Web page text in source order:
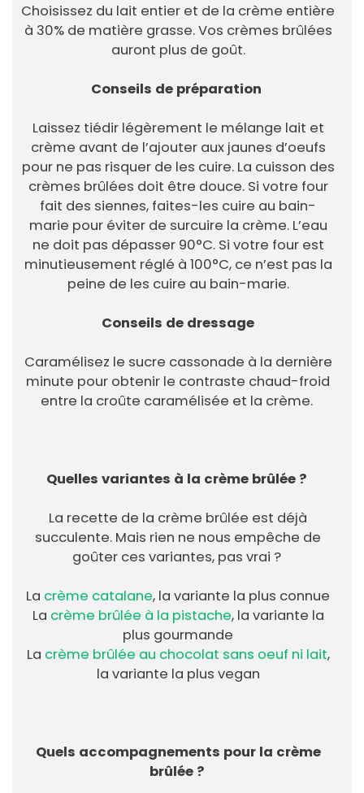
Choisissez du lait entier et de la crème entière
à 30% de matière grasse. Vos crèmes brûlées
auront plus de goût.
Conseils de préparation
Laissez tiédir légèrement le mélange lait et
crème avant de l’ajouter aux jaunes d’oeufs
pour ne pas risquer de les cuire. La cuisson des
crèmes brûlées doit être douce. Si votre four
fait des siennes, faites-les cuire au bain-
marie pour éviter de surcuire la crème. L’eau
ne doit pas dépasser 90°C. Si votre four est
minutieusement réglé à 100°C, ce n’est pas la
peine de les cuire au bain-marie.
Conseils de dressage
Caramélisez le sucre cassonade à la dernière
minute pour obtenir le contraste chaud-froid
entre la croûte caramélisée et la crème.
Quelles variantes à la crème brûlée ?
La recette de la crème brûlée est déjà
succulente. Mais rien ne nous empêche de
goûter ces variantes, pas vrai ?
La crème catalane, la variante la plus connue
La crème brûlée à la pistache, la variante la
plus gourmande
La crème brûlée au chocolat sans oeuf ni lait,
la variante la plus vegan
Quels accompagnements pour la crème
brûlée ?